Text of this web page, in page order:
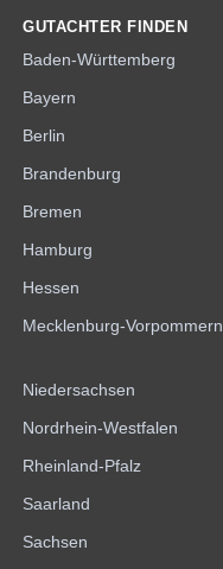
GUTACHTER FINDEN
Baden-Württemberg
Bayern
Berlin
Brandenburg
Bremen
Hamburg
Hessen
Mecklenburg-Vorpommern
Niedersachsen
Nordrhein-Westfalen
Rheinland-Pfalz
Saarland
Sachsen